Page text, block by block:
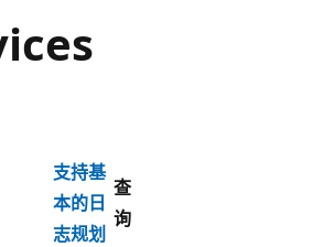
支持基
本的日
志规划
查
询